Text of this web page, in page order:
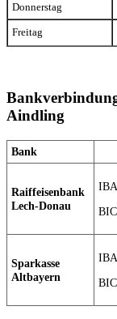
Donnerstag
Freitag
Aindling
Bank
Raiffeisenbank
Lech-Donau
Sparkasse
Altbayern